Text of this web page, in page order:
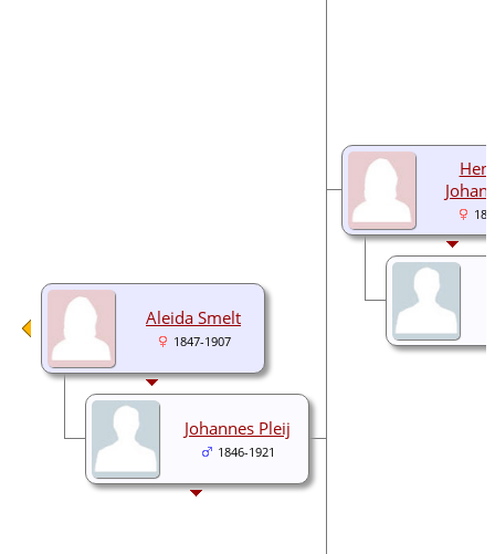
Aleida Smelt
1847-1907
Johannes Pleij
1846-1921